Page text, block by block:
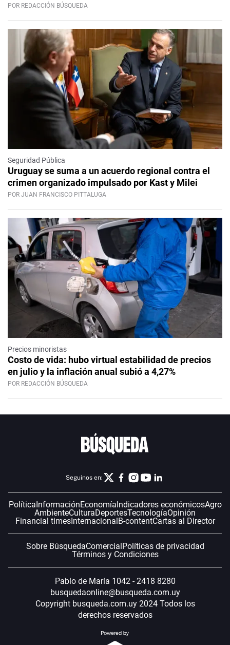
POR REDACCIÓN BÚSQUEDA
Seguridad Pública
Uruguay se suma a un acuerdo regional contra el
crimen organizado impulsado por Kast y Milei
POR JUAN FRANCISCO PITTALUGA
Precios minoristas
Costo de vida: hubo virtual estabilidad de precios
en julio y la inflación anual subió a 4,27%
POR REDACCIÓN BÚSQUEDA
Seguinos en:
PolíticaInformaciónEconomíaIndicadores económicosAgro
AmbienteCulturaDeportesTecnologíaOpinión
Financial timesInternacionalB-contentCartas al Director
Sobre BúsquedaComercialPolíticas de privacidad
Términos y Condiciones
Pablo de María 1042 - 2418 8280
busquedaonline@busqueda.com.uy
Copyright busqueda.com.uy 2024 Todos los
derechos reservados